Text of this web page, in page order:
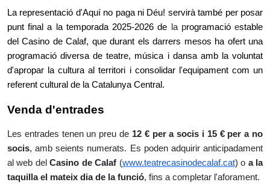
La representació d'Aquí no paga ni Déu! servirà també per posar
punt final a la temporada 2025-2026 de
la programacióestable
del Casino de Calaf, que durant els darrers mesos ha ofert una
programació diversa de teatre, música i dansa amb la voluntat
d'apropar la cultura al territori i consolidar l'equipament com un
referent cultural de la Catalunya Central.
Venda d'entrades
Les entrades tenen un preu de 12 € per a socis i 15 € per a no
socis, amb seients numerats. Es poden adquirir anticipadament
al web del Casino de Calaf (www.teatrecasinodecalaf.cat) o a la
taquilla el mateix dia de la funció, fins a completar l'aforament.